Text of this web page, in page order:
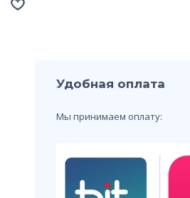
Удобная оплата
Мы принимаем оплату: